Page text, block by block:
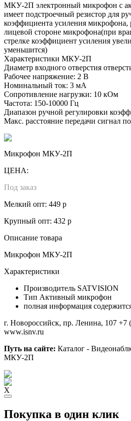
МКУ-2П электронный микрофон с
имеет подстроечный резистор для
коэффициента усиления микрофона,
лицевой стороне микрофона(при
стрелке коэффициент усиления
уменьшится)
Характеристики МКУ-2П
Диаметр входного отверстия
Рабочее напряжение: 2 В
Номинальный ток: 3 мА
Сопротивление нагрузки: 10 кОм
Частота: 150-10000 Гц
Диапазон ручной регулировки
Макс. расстояние передачи сигнал
Микрофон МКУ-2П
ЦЕНА:
Под заказ
Мелкий опт: 449 р
Крупный опт: 432 р
Описание товара
Микрофон МКУ-2П
Характеристики
Производитель SATVISION
Тип Активный микрофон
полная информация
г. Новороссийск, пр. Ленина, 107 +7
www.isnv.ru
Путь на сайте: Каталог -
МКУ-2П
X
Покупка в один клик